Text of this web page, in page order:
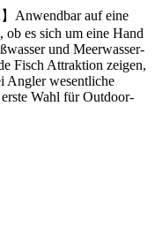
Anwendbar auf eine
es sich um eine Hand
und Meerwasser-
Fisch Attraktion zeigen,
Angler wesentliche
Wahl für Outdoor-